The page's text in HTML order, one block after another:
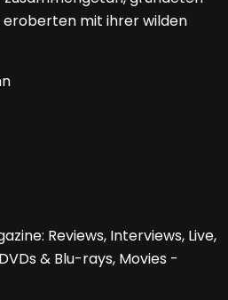
eroberten mit ihrer wilden
Reviews, Interviews, Live,
& Blu-rays, Movies -